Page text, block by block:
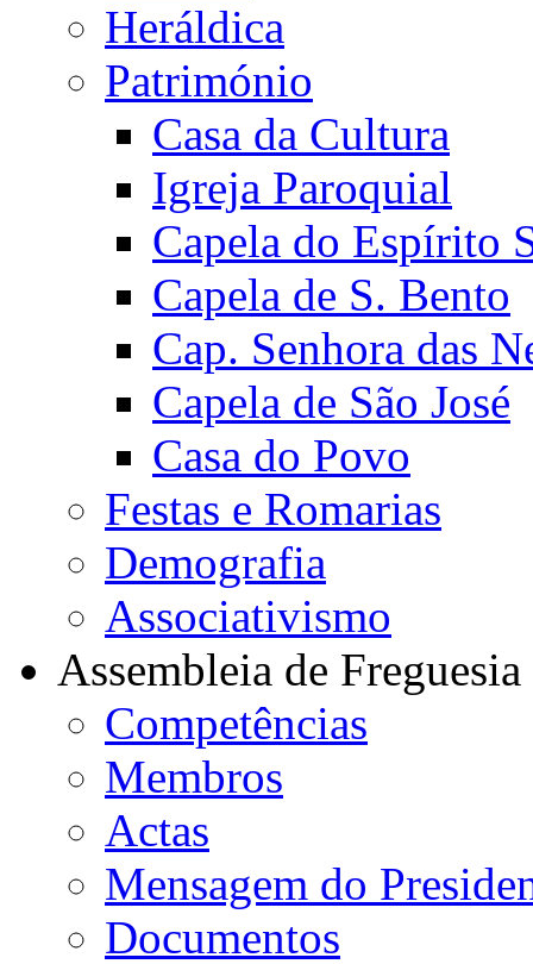
Heráldica
Património
Casa da Cultura
Igreja Paroquial
Capela do Espírito
Capela de S. Bento
Cap. Senhora das
Capela de São José
Casa do Povo
Festas e Romarias
Demografia
Associativismo
Assembleia de Freguesia
Competências
Membros
Actas
Mensagem do
Documentos